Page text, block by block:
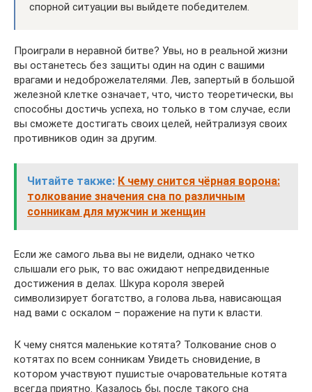
спорной ситуации вы выйдете победителем.
Проиграли в неравной битве? Увы, но в реальной жизни
вы останетесь без защиты один на один с вашими
врагами и недоброжелателями. Лев, запертый в большой
железной клетке означает, что, чисто теоретически, вы
способны достичь успеха, но только в том случае, если
вы сможете достигать своих целей, нейтрализуя своих
противников один за другим.
Читайте также: К чему снится чёрная ворона:
толкование значения сна по различным
сонникам для мужчин и женщин
Если же самого льва вы не видели, однако четко
слышали его рык, то вас ожидают непредвиденные
достижения в делах. Шкура короля зверей
символизирует богатство, а голова льва, нависающая
над вами с оскалом – поражение на пути к власти.
К чему снятся маленькие котята? Толкование снов о
котятах по всем сонникам Увидеть сновидение, в
котором участвуют пушистые очаровательные котята
всегда приятно. Казалось бы, после такого сна